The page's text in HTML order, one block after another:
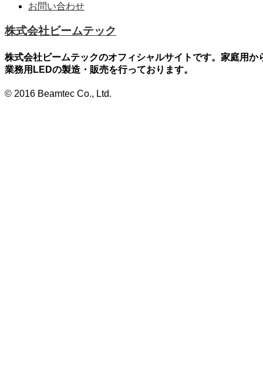
お問い合わせ
株式会社ビームテック
株式会社ビームテックのオフィシャルサイトです。家庭用か
業務用LEDの製造・販売を行っております。
© 2016 Beamtec Co., Ltd.